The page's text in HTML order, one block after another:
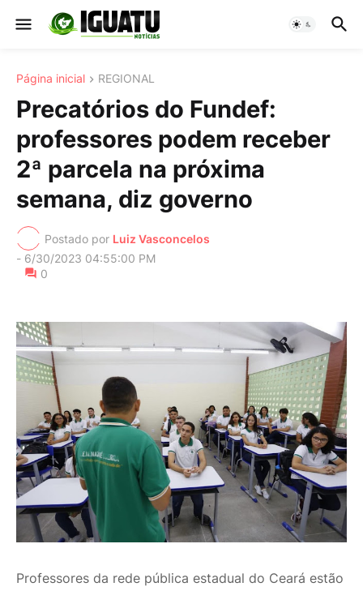
Página inicial REGIONAL
Precatórios do Fundef:
professores podem receber
2ª parcela na próxima
semana, diz governo
Postado por Luiz Vasconcelos
- 6/30/2023 04:55:00 PM
0
Professores da rede pública estadual do Ceará estão